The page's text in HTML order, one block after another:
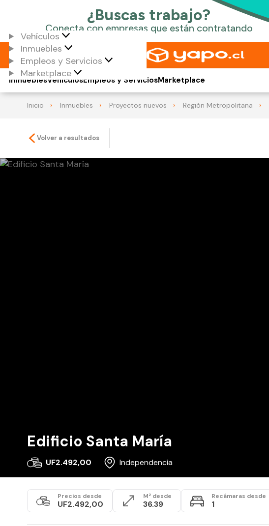
Vehículos
Inmuebles
Empleos y Servicios
Marketplace
Vehículos
Inmuebles Empleos y ServiciosMarketplace
Inicio Inmuebles Proyectos nuevos Región Metropolitana
Volver a resultados
Edificio Santa María
UF2.492,00 Independencia
Precios desde
UF2.492,00
M² desde
36.39
Recámaras desde
1